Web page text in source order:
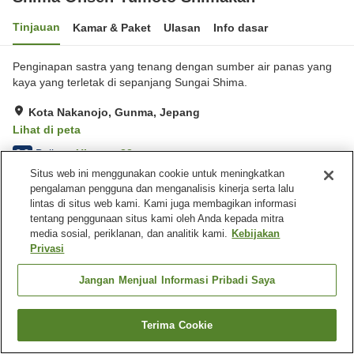
Tinjauan Kamar & Paket Ulasan Info dasar
Penginapan sastra yang tenang dengan sumber air panas yang
kaya yang terletak di sepanjang Sungai Shima.
Kota Nakanojo, Gunma, Jepang
Lihat di peta
3.8 Baik Ulasan:33
Fasilitas properti
Tempat parkir
Kolam renang
Mesin penjual otomatis
Toko
Jepang Gunma
Kota Nakanojo
Shima Onsen Yumoto Shimakan
Cari kamar
Situs web ini menggunakan cookie untuk meningkatkan
pengalaman pengguna dan menganalisis kinerja serta lalu
lintas di situs web kami. Kami juga membagikan informasi
tentang penggunaan situs kami oleh Anda kepada mitra
media sosial, periklanan, dan analitik kami. Kebijakan
Privasi
Jangan Menjual Informasi Pribadi Saya
Terima Cookie